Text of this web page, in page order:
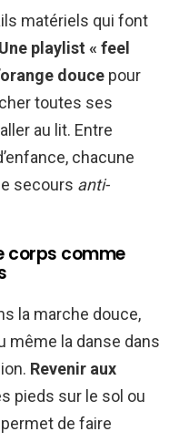
matériels qui font
Une playlist « feel
douce pour
toutes ses
au lit. Entre
chacune
secours anti-
corps comme
la marche douce,
même la danse dans
Revenir aux
pieds sur le sol ou
de faire